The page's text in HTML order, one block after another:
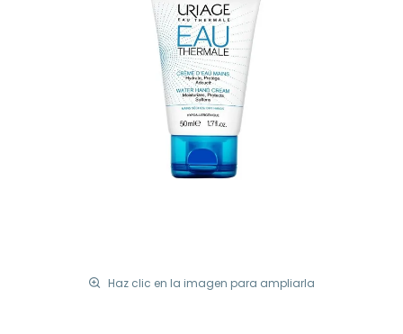
Haz clic en la imagen para ampliarla